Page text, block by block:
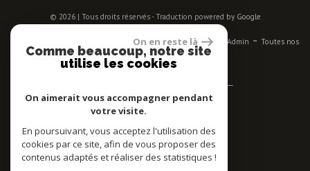
© 2026 | Tous droits réservés - Traduction powered by Google
Nos honoraires-Liens Admin - Toutes nos
annonces
Espace propriétaires
Adhérent
On en reste là
Comme beaucoup, notre site
utilise les cookies
On aimerait vous accompagner pendant
votre visite.
En poursuivant, vous acceptez l'utilisation des
cookies par ce site, afin de vous proposer des
contenus adaptés et réaliser des statistiques !